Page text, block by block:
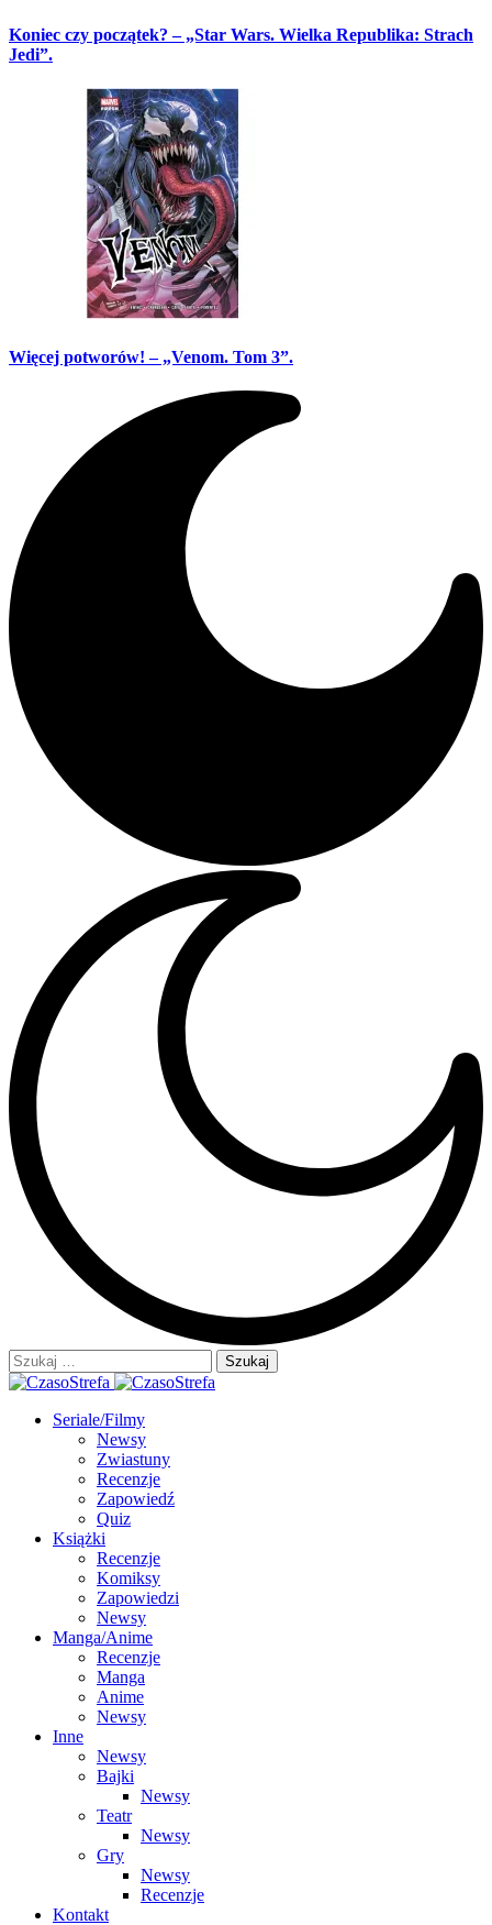
Koniec czy początek? – „Star Wars. Wielka Republika: Strach
Jedi”.
Więcej potworów! – „Venom. Tom 3”.
Szukaj:
Seriale/Filmy
Newsy
Zwiastuny
Recenzje
Zapowiedź
Quiz
Książki
Recenzje
Komiksy
Zapowiedzi
Newsy
Manga/Anime
Recenzje
Manga
Anime
Newsy
Inne
Newsy
Bajki
Newsy
Teatr
Newsy
Gry
Newsy
Recenzje
Kontakt